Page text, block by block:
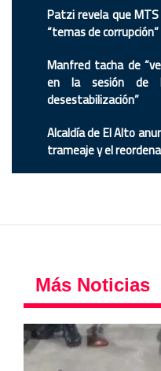
Patzi revela que
“temas de corrupción”
Manfred tacha de
en la sesión de
desestabilización”
Alcaldía de El Alto
trameaje y el
Más Noticias